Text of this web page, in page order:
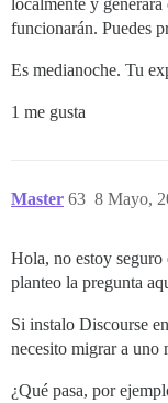
localmente y
funcionarán. Puedes
Es medianoche. Tu
1 me gusta
Master 8 Mayo,
63
Hola, no estoy seguro
planteo la pregunta
Si instalo Discourse
necesito migrar a uno
¿Qué pasa, por